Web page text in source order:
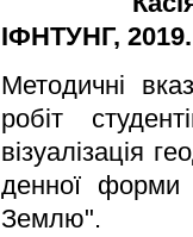
ІФНТУНГ,
Методичні
робіт
візуалізація
денної форми
Землю".